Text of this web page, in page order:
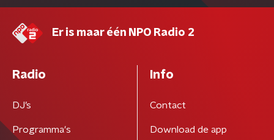
Er is maar één NPO Radio 2
Radio
DJ’s
Programma's
Info
Contact
Download de app